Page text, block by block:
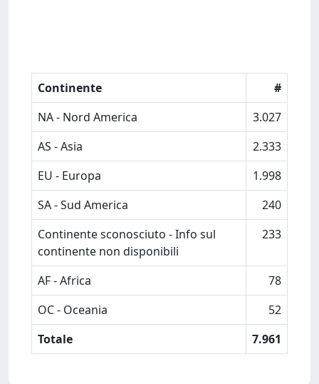
Continente
#
NA - Nord America
3.027
AS - Asia
2.333
EU - Europa
1.998
SA - Sud America
240
Continente sconosciuto - Info sul
continente non disponibili
233
AF - Africa
78
OC - Oceania
52
Totale
7.961